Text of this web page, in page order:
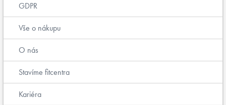
GDPR
Vše o nákupu
O nás
Stavíme fitcentra
Kariéra